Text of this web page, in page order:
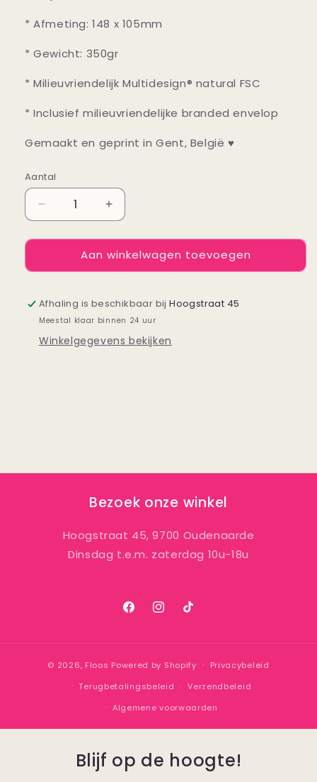
* Afmeting: 148 x 105mm
* Gewicht: 350gr
* Milieuvriendelijk Multidesign® natural FSC
* Inclusief milieuvriendelijke branded envelop
Gemaakt en geprint in Gent, België ♥
Aantal
Aantal
Aantal
verlagen
voor
happy
-
Kaart
Aantal
verhogen
voor
Very
happy
-
Kaart
Aan winkelwagen toevoegen
Afhaling is beschikbaar bijHoogstraat 45
Meestal klaar binnen 24 uur
Winkelgegevens bekijken
Bezoek onze winkel
Hoogstraat 45, 9700 Oudenaarde
Dinsdag t.e.m. zaterdag 10u-18u
FacebookInstagram
TikTok
© 2026, Floos Powered by Shopify
Privacybeleid
Terugbetalingsbeleid
Verzendbeleid
Algemene voorwaarden
Blijf op de hoogte!